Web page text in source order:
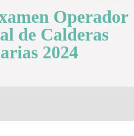
Operador
de Calderas
2024